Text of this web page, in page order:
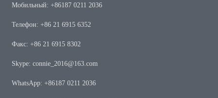
Мобильный: +86187 0211 2036
Телефон: +86 21 6915 6352
Факс: +86 21 6915 8302
Skype: connie_2016@163.com
WhatsApp: +86187 0211 2036